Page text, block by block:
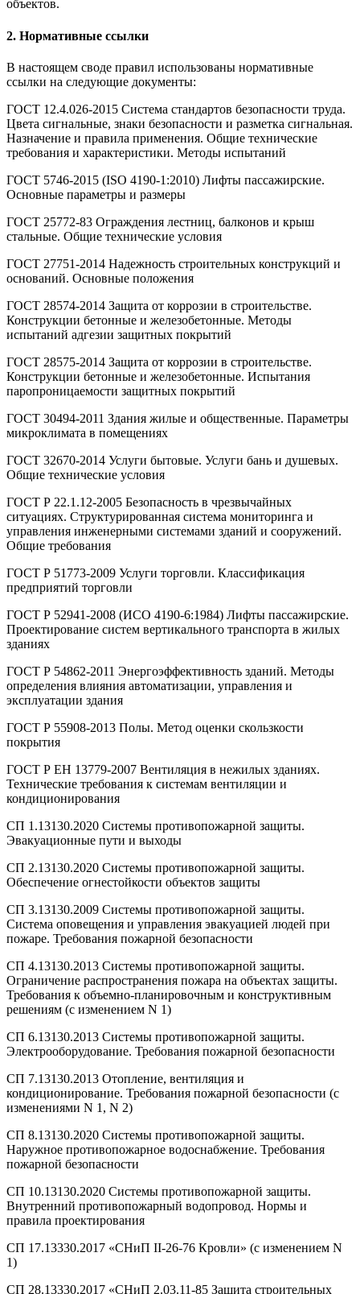
объектов.
2. Нормативные ссылки
В настоящем своде правил использованы нормативные
ссылки на следующие документы:
ГОСТ 12.4.026-2015 Система стандартов безопасности труда.
Цвета сигнальные, знаки безопасности и разметка сигнальная.
Назначение и правила применения. Общие технические
требования и характеристики. Методы испытаний
ГОСТ 5746-2015 (ISO 4190-1:2010) Лифты пассажирские.
Основные параметры и размеры
ГОСТ 25772-83 Ограждения лестниц, балконов и крыш
стальные. Общие технические условия
ГОСТ 27751-2014 Надежность строительных конструкций и
оснований. Основные положения
ГОСТ 28574-2014 Защита от коррозии в строительстве.
Конструкции бетонные и железобетонные. Методы
испытаний адгезии защитных покрытий
ГОСТ 28575-2014 Защита от коррозии в строительстве.
Конструкции бетонные и железобетонные. Испытания
паропроницаемости защитных покрытий
ГОСТ 30494-2011 Здания жилые и общественные. Параметры
микроклимата в помещениях
ГОСТ 32670-2014 Услуги бытовые. Услуги бань и душевых.
Общие технические условия
ГОСТ Р 22.1.12-2005 Безопасность в чрезвычайных
ситуациях. Структурированная система мониторинга и
управления инженерными системами зданий и сооружений.
Общие требования
ГОСТ Р 51773-2009 Услуги торговли. Классификация
предприятий торговли
ГОСТ Р 52941-2008 (ИСО 4190-6:1984) Лифты пассажирские.
Проектирование систем вертикального транспорта в жилых
зданиях
ГОСТ Р 54862-2011 Энергоэффективность зданий. Методы
определения влияния автоматизации, управления и
эксплуатации здания
ГОСТ Р 55908-2013 Полы. Метод оценки скользкости
покрытия
ГОСТ Р ЕН 13779-2007 Вентиляция в нежилых зданиях.
Технические требования к системам вентиляции и
кондиционирования
СП 1.13130.2020 Системы противопожарной защиты.
Эвакуационные пути и выходы
СП 2.13130.2020 Системы противопожарной защиты.
Обеспечение огнестойкости объектов защиты
СП 3.13130.2009 Системы противопожарной защиты.
Система оповещения и управления эвакуацией людей при
пожаре. Требования пожарной безопасности
СП 4.13130.2013 Системы противопожарной защиты.
Ограничение распространения пожара на объектах защиты.
Требования к объемно-планировочным и конструктивным
решениям (с изменением N 1)
СП 6.13130.2013 Системы противопожарной защиты.
Электрооборудование. Требования пожарной безопасности
СП 7.13130.2013 Отопление, вентиляция и
кондиционирование. Требования пожарной безопасности (с
изменениями N 1, N 2)
СП 8.13130.2020 Системы противопожарной защиты.
Наружное противопожарное водоснабжение. Требования
пожарной безопасности
СП 10.13130.2020 Системы противопожарной защиты.
Внутренний противопожарный водопровод. Нормы и
правила проектирования
СП 17.13330.2017 «СНиП II-26-76 Кровли» (с изменением N
1)
СП 28.13330.2017 «СНиП 2.03.11-85 Защита строительных